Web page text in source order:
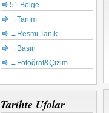
51.Bölge
→Tanım
→Resmi Tanık
→Basın
→Fotoğraf&Çizim
Tarihte Ufolar